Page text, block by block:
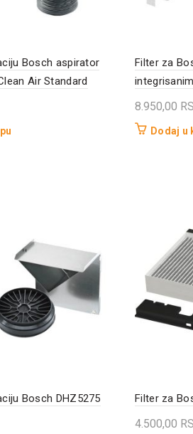
Bosch aspirator
Air Standard
Filter za
8.950,00
Dodaj u
Bosch DHZ5275 Filter za
4.500,00